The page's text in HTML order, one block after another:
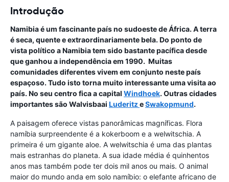
Introdução
Namibia é um fascinante país no sudoeste de África. A terra
é seca, quente e extraordinariamente bela. Do ponto de
vista político a Namibia tem sido bastante pacífica desde
que ganhou a independência em 1990. Muitas
comunidades diferentes vivem em conjunto neste país
espaçoso. Tudo isto torna muito interessante uma visita ao
país. No seu centro fica a capital Windhoek. Outras cidades
importantes são Walvisbaai LuderitzeSwakopmund.
A paisagem oferece vistas panorâmicas magníficas. Flora
namíbia surpreendente é a kokerboom e a welwitschia. A
primeira é um gigante aloe. A welwitschia é uma das plantas
mais estranhas do planeta. A sua idade média é quinhentos
anos mas também pode ter dois mil anos ou mais. O animal
maior do mundo anda em solo namíbio: o elefante africano de